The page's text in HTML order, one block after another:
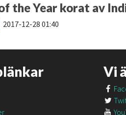
the Year korat av
2017-12-28 01:40
Vi